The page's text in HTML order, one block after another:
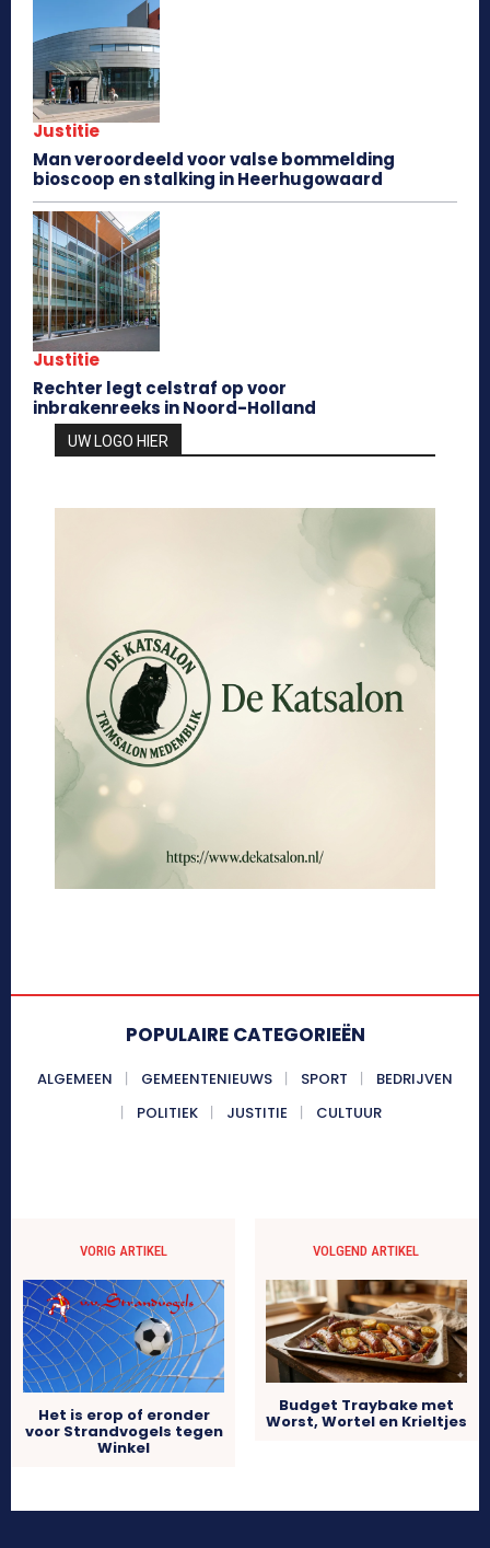
Justitie
Man veroordeeld voor valse bommelding
bioscoop en stalking in Heerhugowaard
Justitie
Rechter legt celstraf op voor
inbrakenreeks in Noord-Holland
UW LOGO HIER
POPULAIRE CATEGORIEËN
ALGEMEEN GEMEENTENIEUWS SPORT
BEDRIJVEN
POLITIEK
JUSTITIE CULTUUR
VORIG ARTIKEL
Het is erop of eronder
voor Strandvogels tegen
Winkel
VOLGEND ARTIKEL
Budget Traybake met
Worst, Wortel en Krieltjes